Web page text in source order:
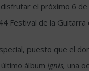
el próximo 6 de
Festival de la
puesto que el
álbum Ignis, una